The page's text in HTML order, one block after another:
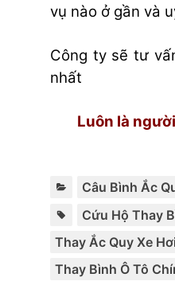
vụ nào ở gần và
Công ty sẽ tư
nhất
Luôn là
Câu Bình Ắc
Cứu Hộ Thay
Thay Ắc Quy Xe
Thay Bình Ô Tô